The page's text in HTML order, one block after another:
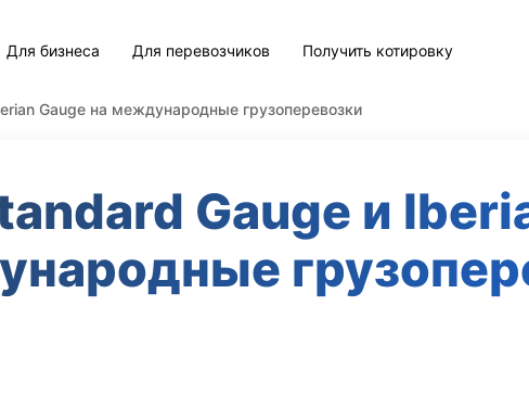
Для бизнеса Для перевозчиков Получить котировку
Gauge на международные грузоперевозки
Gauge и